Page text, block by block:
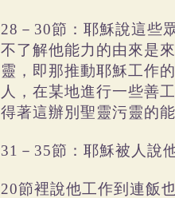
28－30節：耶穌說這些
不了解他能力的由來是
靈，即那推動耶穌工作
人，在某地進行一些善
得著這辦別聖靈污靈的
31－35節：耶穌被人說
20節裡說他工作到連飯